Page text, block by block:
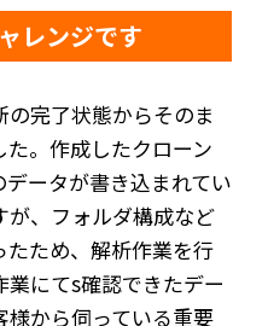
レンジです
完了状態からそのま
。作成したクローン
ータが書き込まれてい
が、フォルダ構成など
たため、解析作業を行
にてs確認できたデー
から伺っている重要